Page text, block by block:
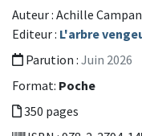
Auteur : Achille
Editeur : L'arbre
Parution : Juin 2026
Format: Poche
350 pages